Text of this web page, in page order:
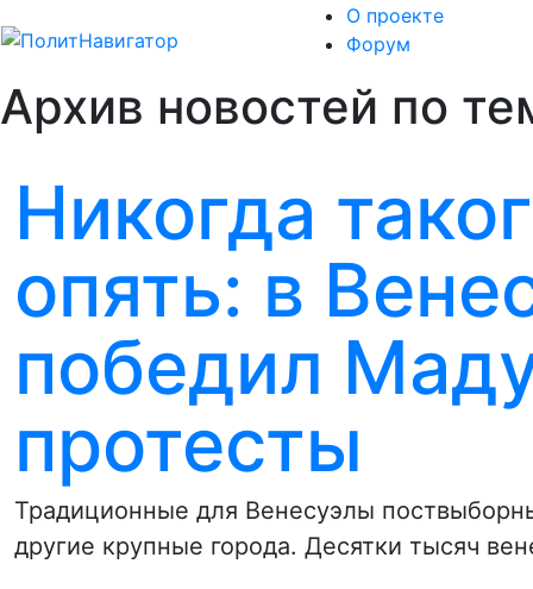
О проекте
Форум
Архив новостей по
Никогда
опять: в
победил
протесты
Традиционные для Венесуэлы
другие крупные города. Десятки тысяч